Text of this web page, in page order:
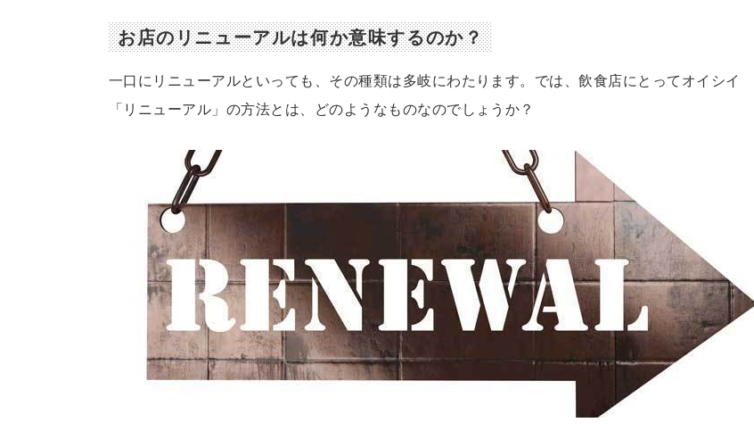
お店のリニューアルは何か意味するのか？
一口にリニューアルといっても、その種類は多岐にわたります。では、飲食店にとってオイシイ
「リニューアル」の方法とは、どのようなものなのでしょうか？